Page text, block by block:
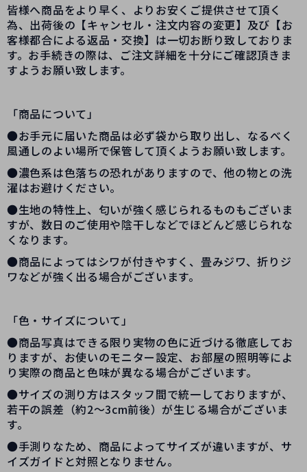
皆様へ商品をより早く、よりお安くご提供させて頂く
為、出荷後の【キャンセル・注文内容の変更】及び【お
客様都合による返品・交換】は一切お断り致しておりま
す。お手続きの際は、ご注文詳細を十分にご確認頂きま
すようお願い致します。
「商品について」
●お手元に届いた商品は必ず袋から取り出し、なるべく
風通しのよい場所で保管して頂くようお願い致します。
●濃色系は色落ちの恐れがありますので、他の物との洗
濯はお避けください。
●生地の特性上、匂いが強く感じられるものもございま
すが、数日のご使用や陰干しなどでほどんど感じられな
くなります。
●商品によってはシワが付きやすく、畳みジワ、折りジ
ワなどが強く出る場合がございます。
「色・サイズについて」
●商品写真はできる限り実物の色に近づける徹底してお
りますが、お使いのモニター設定、お部屋の照明等によ
り実際の商品と色味が異なる場合がございます。
●サイズの測り方はスタッフ間で統一しておりますが、
若干の誤差（約2～3cm前後）が生じる場合がございま
す。
●手測りなため、商品によってサイズが違いますが、サ
イズガイドと対照となりません。